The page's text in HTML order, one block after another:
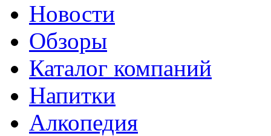
Новости
Обзоры
Каталог компаний
Напитки
Алкопедия